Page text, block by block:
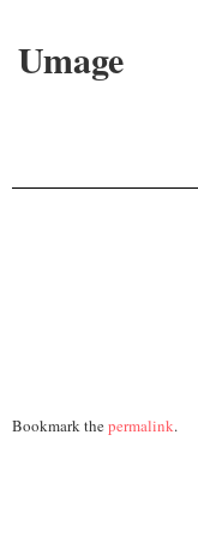
Umage
Bookmark thepermalink.